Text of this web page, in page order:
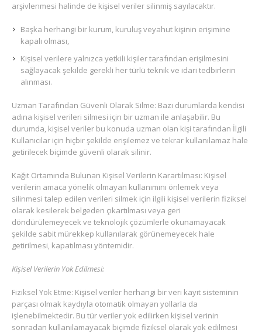
arşivlenmesi halinde de kişisel veriler silinmiş sayılacaktır.
Başka herhangi bir kurum, kuruluş veyahut kişinin erişimine
kapalı olması,
Kişisel verilere yalnızca yetkili kişiler tarafından erişilmesini
sağlayacak şekilde gerekli her türlü teknik ve idari tedbirlerin
alınması.
Uzman Tarafından Güvenli Olarak Silme: Bazı durumlarda kendisi
adına kişisel verileri silmesi için bir uzman ile anlaşabilir. Bu
durumda, kişisel veriler bu konuda uzman olan kişi tarafından İlgili
Kullanıcılar için hiçbir şekilde erişilemez ve tekrar kullanılamaz hale
getirilecek biçimde güvenli olarak silinir.
Kağıt Ortamında Bulunan Kişisel Verilerin Karartılması: Kişisel
verilerin amaca yönelik olmayan kullanımını önlemek veya
silinmesi talep edilen verileri silmek için ilgili kişisel verilerin fiziksel
olarak kesilerek belgeden çıkartılması veya geri
döndürülemeyecek ve teknolojik çözümlerle okunamayacak
şekilde sabit mürekkep kullanılarak görünemeyecek hale
getirilmesi, kapatılması yöntemidir.
Kişisel Verilerin Yok Edilmesi:
Fiziksel Yok Etme: Kişisel veriler herhangi bir veri kayıt sisteminin
parçası olmak kaydıyla otomatik olmayan yollarla da
işlenebilmektedir. Bu tür veriler yok edilirken kişisel verinin
sonradan kullanılamayacak biçimde fiziksel olarak yok edilmesi